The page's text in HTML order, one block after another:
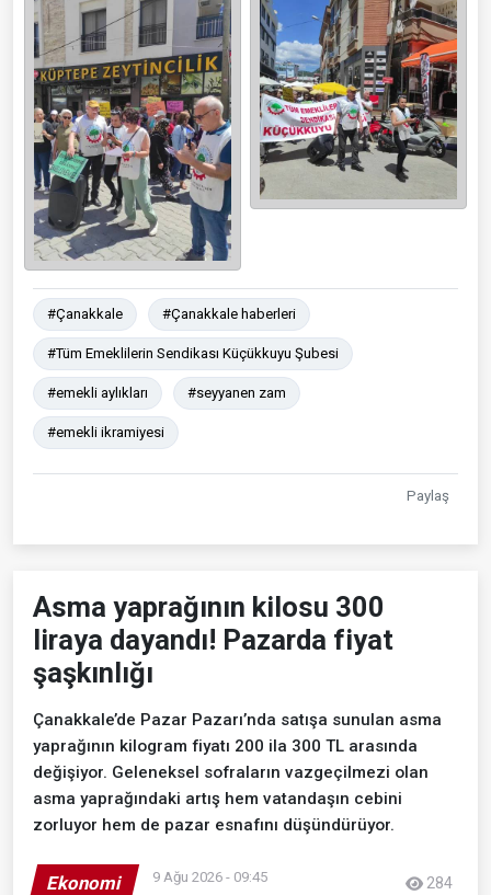
#Çanakkale #Çanakkale haberleri
#Tüm Emeklilerin Sendikası Küçükkuyu Şubesi
#emekli aylıkları #seyyanen zam
#emekli ikramiyesi
Paylaş
Asma yaprağının kilosu 300
liraya dayandı! Pazarda fiyat
şaşkınlığı
Çanakkale’de Pazar Pazarı’nda satışa sunulan asma
yaprağının kilogram fiyatı 200 ila 300 TL arasında
değişiyor. Geleneksel sofraların vazgeçilmezi olan
asma yaprağındaki artış hem vatandaşın cebini
zorluyor hem de pazar esnafını düşündürüyor.
Ekonomi 9 Ağu 2026 - 09:45 284